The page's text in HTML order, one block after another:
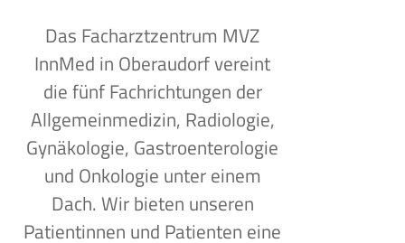
Das Facharztzentrum MVZ
InnMed in Oberaudorf vereint
die fünf Fachrichtungen der
Allgemeinmedizin, Radiologie,
Gynäkologie, Gastroenterologie
und Onkologie unter einem
Dach. Wir bieten unseren
Patientinnen und Patienten eine